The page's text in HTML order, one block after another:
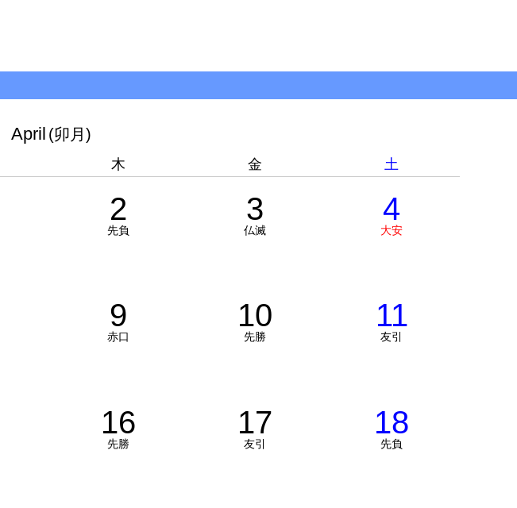
April (卯月)
木 金 土
2
先負
3
仏滅
4
大安
9
赤口
10
先勝
11
友引
16
先勝
17
友引
18
先負